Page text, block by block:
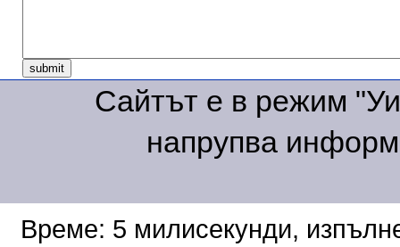
Сайтът е в режим
напрупва
Време: 5 милисекунди,